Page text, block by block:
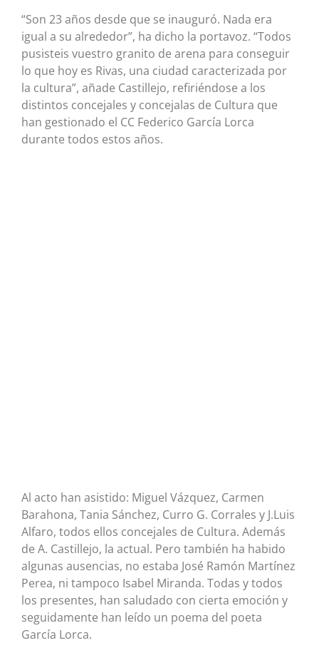
“Son 23 años desde que se inauguró. Nada era
igual a su alrededor”, ha dicho la portavoz. “Todos
pusisteis vuestro granito de arena para conseguir
lo que hoy es Rivas, una ciudad caracterizada por
la cultura”, añade Castillejo, refiriéndose a los
distintos concejales y concejalas de Cultura que
han gestionado el CC Federico García Lorca
durante todos estos años.
Al acto han asistido: Miguel Vázquez, Carmen
Barahona, Tania Sánchez, Curro G. Corrales y J.Luis
Alfaro, todos ellos concejales de Cultura. Además
de A. Castillejo, la actual. Pero también ha habido
algunas ausencias, no estaba José Ramón Martínez
Perea, ni tampoco Isabel Miranda. Todas y todos
los presentes, han saludado con cierta emoción y
seguidamente han leído un poema del poeta
García Lorca.